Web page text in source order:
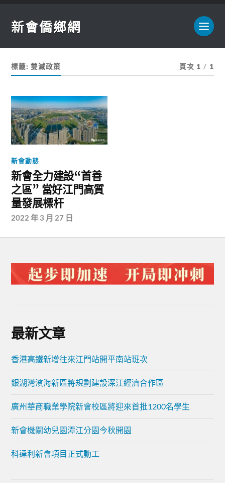
新會僑鄉網
標籤:雙減政策 頁次 1 / 1
新會動態
新會全力建設“首善
之區” 當好江門高質
量發展標杆
2022 年 3 月 27 日
最新文章
香港高鐵新增往來江門站開平南站班次
銀湖灣濱海新區將規劃建設深江經濟合作區
廣州華商職業學院新會校區將迎來首批1200名學生
新會機關幼兒園潭江分園今秋開園
科達利新會項目正式動工